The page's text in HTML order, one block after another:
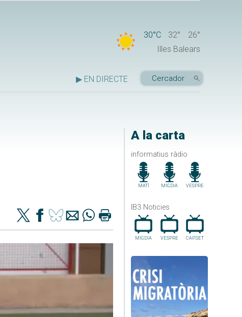
30°C 32°
26°
Illes Balears
▶ EN DIRECTE
A la carta
informatius ràdio
MATÍ MIGDIA VESPRE
IB3 Noticies
MIGDIA VESPRE CAP.SET